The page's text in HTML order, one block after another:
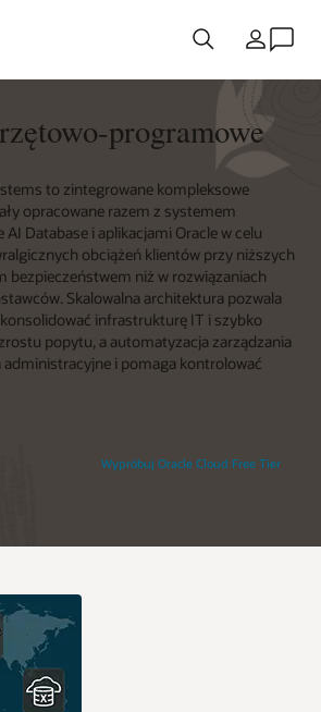
Kraj
Wypróbuj Oracle Cloud Free Tier
programowe
to zintegrowane kompleksowe
opracowane razem z systemem
Database i aplikacjami Oracle w celu
obciążeń klientów przy niższych
bezpieczeństwem niż w rozwiązaniach
Skalowalna architektura pozwala
infrastrukturę IT i szybko
popytu, a automatyzacja zarządzania
administracyjne i pomaga kontrolować